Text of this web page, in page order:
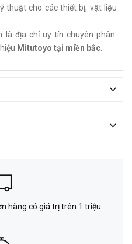
thuật cho các thiết bị, vật liệu
là địa chỉ uy tín chuyên phân
Mitutoyo tại miền bắc
hàng có giá trị trên 1 triệu